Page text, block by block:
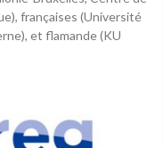
françaises (Université
et flamande (KU